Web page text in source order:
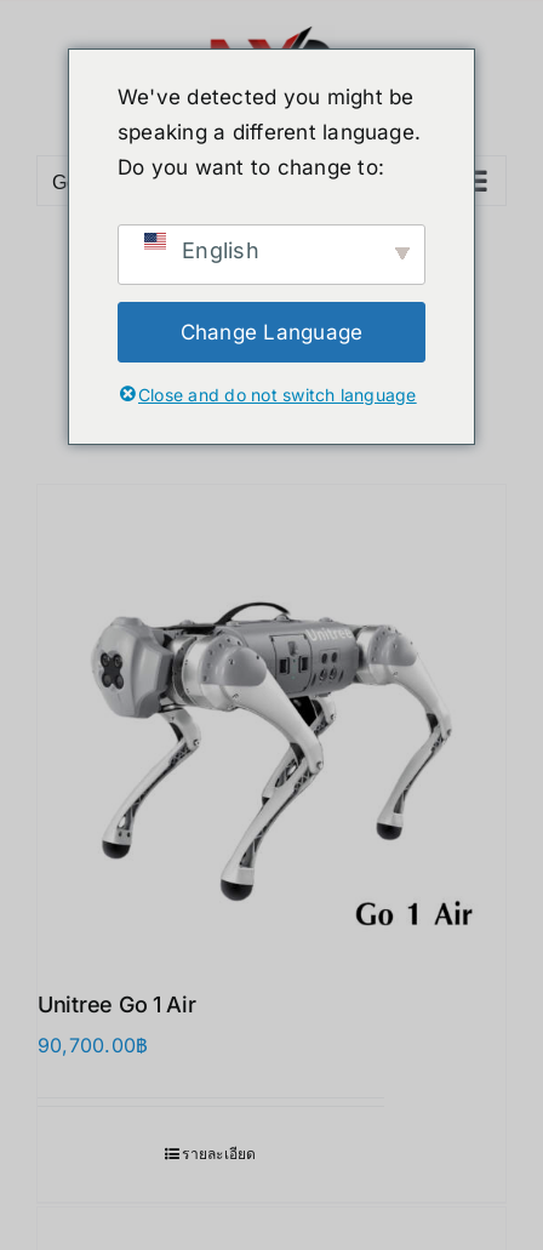
Go to...
Sort byPopularity
Show12 Products
Unitree Go 1 Air
90,700.00฿
รายละเอียด
We've detected you might be
speaking a different language.
Do you want to change to:
English
Change Language
Close and do not switch language